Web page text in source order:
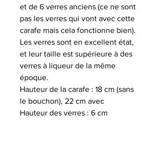
et de 6 verres anciens (ce ne sont
pas les verres qui vont avec cette
carafe mais cela fonctionne bien).
Les verres sont en excellent état,
et leur taille est supérieure à des
verres à liqueur de la même
époque.
Hauteur de la carafe : 18 cm (sans
le bouchon), 22 cm avec
Hauteur des verres : 6 cm